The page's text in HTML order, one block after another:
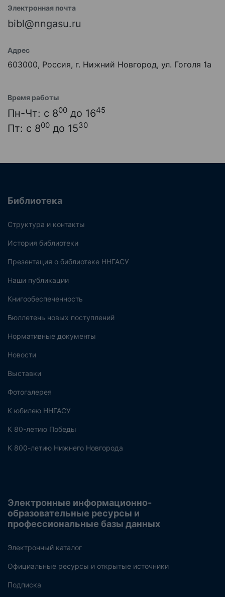
Электронная почта
bibl@nngasu.ru
Адрес
603000, Россия, г. Нижний Новгород, ул. Гоголя 1а
Время работы
Пн-Чт: с 800 до 1645
Пт: с 800 до 1530
Библиотека
Структура и контакты
История библиотеки
Презентация о библиотеке ННГАСУ
Наши публикации
Книгообеспеченность
Бюллетень новых поступлений
Нормативные документы
Новости
Выставки
Фотогалерея
К юбилею ННГАСУ
К 80-летию Победы
К 800-летию Нижнего Новгорода
Электронные информационно-
образовательные ресурсы и
профессиональные базы данных
Электронный каталог
Официальные ресурсы и открытые источники
Подписка